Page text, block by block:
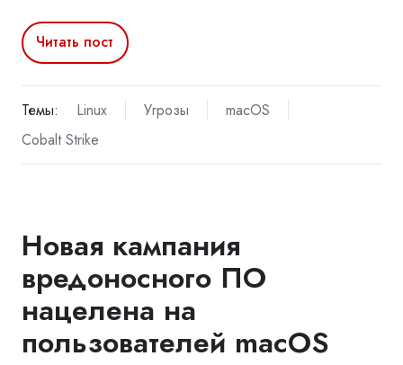
Читать пост
Темы: Linux Угрозы
macOS
Cobalt Strike
Новая кампания
вредоносного ПО
нацелена на
пользователей macOS